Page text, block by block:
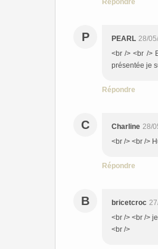
Répondre
P PEARL 28/
<br /> <br />
présentée je
Répondre
C Charline 28/
<br /> <br />
Répondre
B bricetcroc
<br /> <br />
<br />